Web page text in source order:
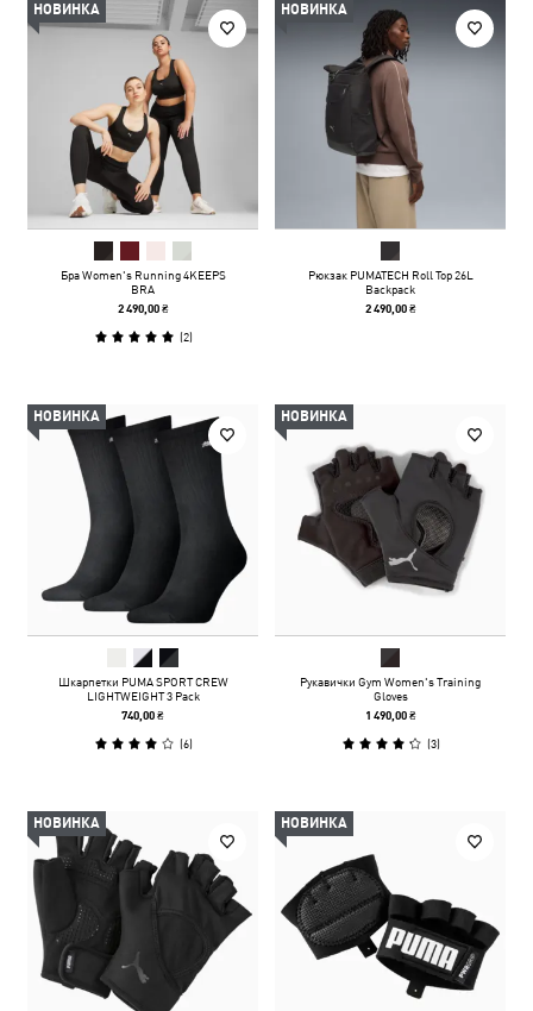
НОВИНКА
Бра Women's Running 4KEEPS
BRA
2 490,00 ₴
(2)
НОВИНКА
Рюкзак PUMATECH Roll Top 26L
Backpack
2 490,00 ₴
НОВИНКА
Шкарпетки PUMA SPORT CREW
LIGHTWEIGHT 3 Pack
740,00 ₴
(6)
НОВИНКА
Рукавички Gym Women's Training
Gloves
1 490,00 ₴
(3)
НОВИНКА НОВИНКА